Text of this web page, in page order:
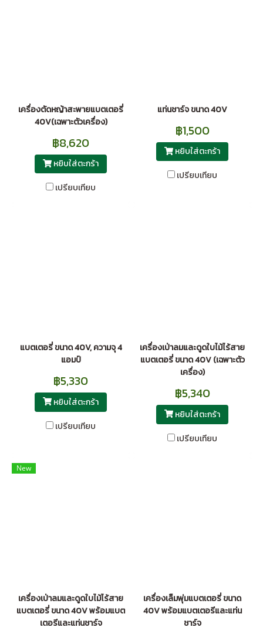
เครื่องตัดหญ้าสะพายแบตเตอรี่
40V(เฉพาะตัวเครื่อง)
฿8,620
หยิบใส่ตะกร้า
เปรียบเทียบ
แท่นชาร์จ ขนาด 40V
฿1,500
หยิบใส่ตะกร้า
เปรียบเทียบ
แบตเตอรี่ ขนาด 40V, ความจุ 4
แอมป์
฿5,330
หยิบใส่ตะกร้า
เปรียบเทียบ
เครื่องเป่าลมและดูดใบไม้ไร้สาย
แบตเตอรี่ ขนาด 40V (เฉพาะตัว
เครื่อง)
฿5,340
หยิบใส่ตะกร้า
เปรียบเทียบ
New
เครื่องเป่าลมและดูดใบไม้ไร้สาย
แบตเตอรี่ ขนาด 40V พร้อมแบต
เตอรีและแท่นชาร์จ
เครื่องเล็มพุ่มแบตเตอรี่ ขนาด
40V พร้อมแบตเตอรีและแท่น
ชาร์จ